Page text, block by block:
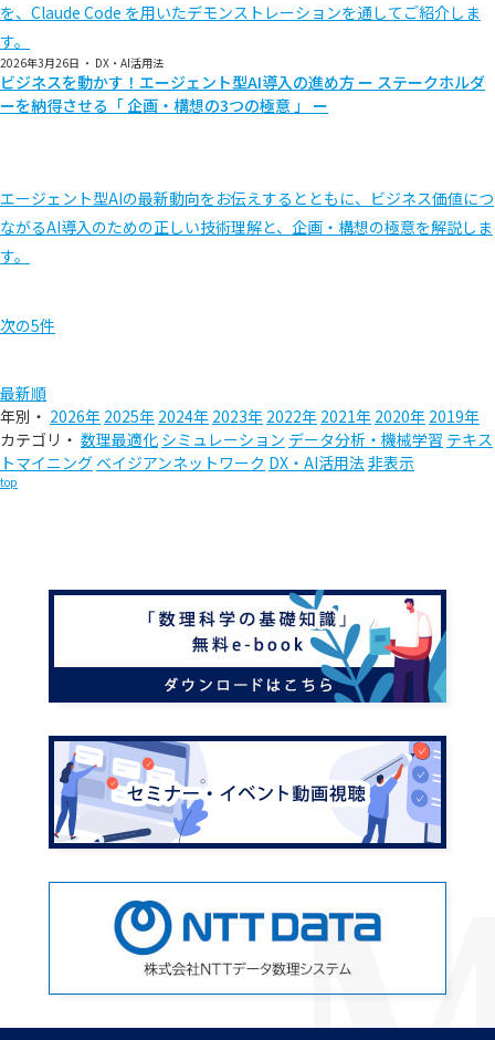
を、Claude Code を用いたデモンストレーションを通してご紹介しま
す。
2026年3月26日 ・ DX・AI活用法
ビジネスを動かす！エージェント型AI導入の進め方 ー ステークホルダ
ーを納得させる「 企画・構想の3つの極意 」 ー
エージェント型AIの最新動向をお伝えするとともに、ビジネス価値につ
ながるAI導入のための正しい技術理解と、企画・構想の極意を解説しま
す。
次の5件
最新順
年別・ 2026年 2025年 2024年 2023年 2022年 2021年 2020年 2019年
カテゴリ・ 数理最適化 シミュレーション データ分析・機械学習 テキス
トマイニング ベイジアンネットワーク DX・AI活用法 非表示
top